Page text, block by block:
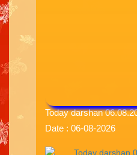
Today darshan
Date : 06-08-2026